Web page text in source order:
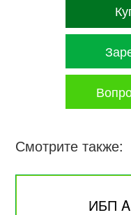
Смотрите также:
ИБП